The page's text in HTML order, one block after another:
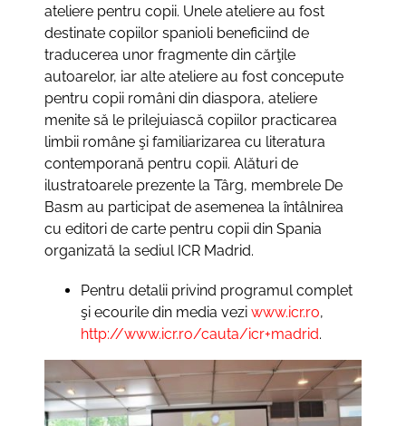
ateliere pentru copii. Unele ateliere au fost
destinate copiilor spanioli beneficiind de
traducerea unor fragmente din cărţile
autoarelor, iar alte ateliere au fost concepute
pentru copii români din diaspora, ateliere
menite să le prilejuiască copiilor practicarea
limbii române şi familiarizarea cu literatura
contemporană pentru copii. Alături de
ilustratoarele prezente la Târg, membrele De
Basm au participat de asemenea la întâlnirea
cu editori de carte pentru copii din Spania
organizată la sediul ICR Madrid.
Pentru detalii privind programul complet
şi ecourile din media veziwww.icr.ro,
http://www.icr.ro/cauta/icr+madrid.